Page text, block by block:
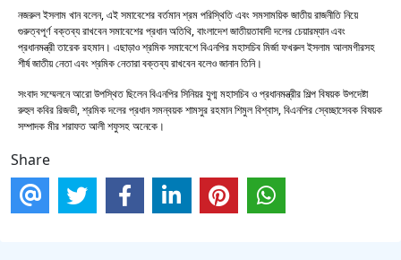
নজরুল ইসলাম খান বলেন, এই সমাবেশের বর্তমান শ্রম পরিস্থিতি এবং সমসাময়িক জাতীয় রাজনীতি নিয়ে
গুরুত্বপূর্ণ বক্তব্য রাখবেন সমাবেশের প্রধান অতিথি, বাংলাদেশ জাতীয়তাবাদী দলের চেয়ারম্যান এবং
প্রধানমন্ত্রী তারেক রহমান। এছাড়াও শ্রমিক সমাবেশে বিএনপির মহাসচিব মির্জা ফখরুল ইসলাম আলমগীরসহ
শীর্ষ জাতীয় নেতা এবং শ্রমিক নেতারা বক্তব্য রাখবেন বলেও জানান তিনি।
সংবাদ সম্মেলনে আরো উপস্থিত ছিলেন বিএনপির সিনিয়র যুগ্ম মহাসচিব ও প্রধানমন্ত্রীর শিল্প বিষয়ক উপদেষ্টা
রুহুল কবির রিজভী, শ্রমিক দলের প্রধান সমন্বয়ক শামসুর রহমান শিমুল বিশ্বাস, বিএনপির স্বেচ্ছাসেবক বিষয়ক
সম্পাদক মীর শরাফত আলী শফুসহ অনেকে।
Share